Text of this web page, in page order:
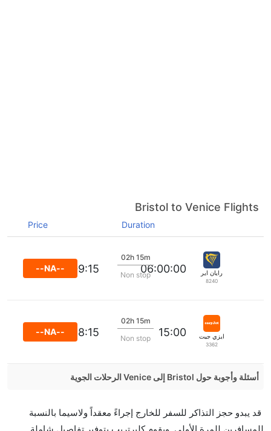
Bristol to Venice Flights
Duration
Price
رايان اير
8240
06:00:00
02h 15m
Non stop
09:15
--NA--
ايزي جيت
3362
15:00
02h 15m
Non stop
18:15
--NA--
أسئلة وأجوبة حول Bristol إلى Venice الرحلات الجوية
من إلىالبندقية مما تستغرقه الخطوط الجوية الأخرى؟
قد يبدو حجز التذاكر للسفر للخارج إجراءً معقداً ولاسيما بالنسبة